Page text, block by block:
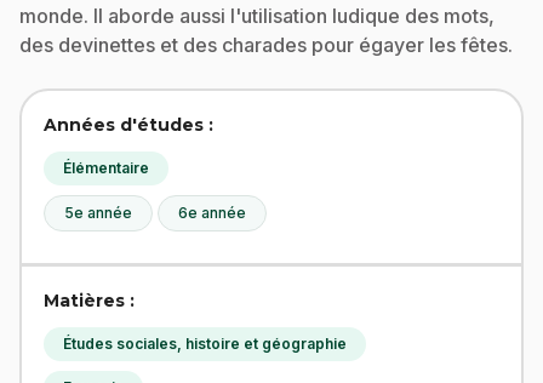
monde. Il aborde aussi l'utilisation ludique des mots,
des devinettes et des charades pour égayer les fêtes.
Années d'études :
Élémentaire
5e année 6e année
Matières :
Études sociales, histoire et géographie